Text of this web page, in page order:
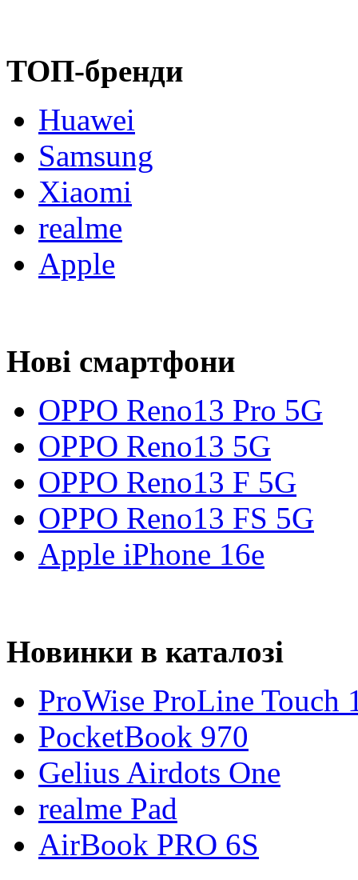
ТОП-бренди
Huawei
Samsung
Xiaomi
realme
Apple
Нові смартфони
OPPO Reno13 Pro 5G
OPPO Reno13 5G
OPPO Reno13 F 5G
OPPO Reno13 FS 5G
Apple iPhone 16e
Новинки в каталозі
ProWise ProLine Touch
PocketBook 970
Gelius Airdots One
realme Pad
AirBook PRO 6S